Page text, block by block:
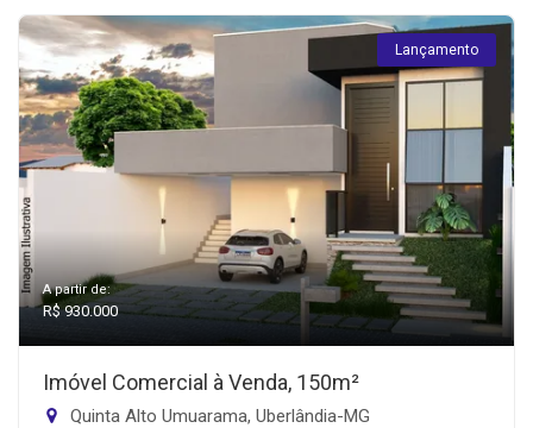
Lançamento
A partir de:
R$ 930.000
Imóvel Comercial à Venda, 150m²
Quinta Alto Umuarama, Uberlândia-MG